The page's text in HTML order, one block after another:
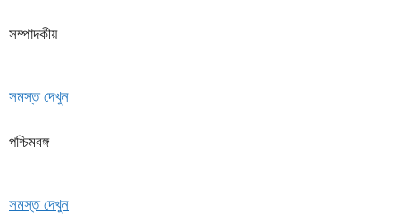
সম্পাদকীয়
সমস্ত দেখুন
পশ্চিমবঙ্গ
সমস্ত দেখুন